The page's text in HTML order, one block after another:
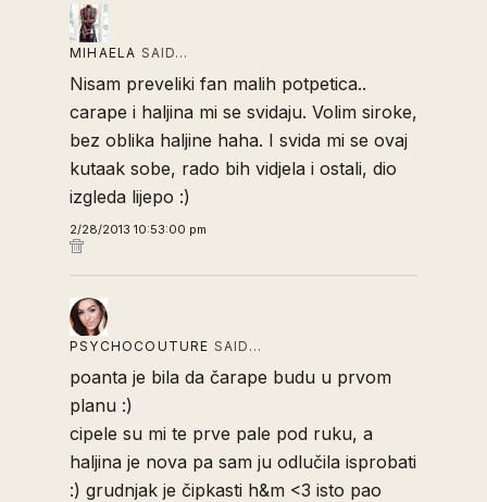
MIHAELA SAID…
Nisam preveliki fan malih potpetica..
carape i haljina mi se svidaju. Volim siroke,
bez oblika haljine haha. I svida mi se ovaj
kutaak sobe, rado bih vidjela i ostali, dio
izgleda lijepo :)
2/28/2013 10:53:00 pm
PSYCHOCOUTURE SAID…
poanta je bila da čarape budu u prvom
planu :)
cipele su mi te prve pale pod ruku, a
haljina je nova pa sam ju odlučila isprobati
:) grudnjak je čipkasti h&m <3 isto pao